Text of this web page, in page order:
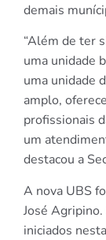
demais
“Além de ter
uma unidade
uma unidade
amplo,
profissionais
um
destacou a
A nova UBS
José
iniciados